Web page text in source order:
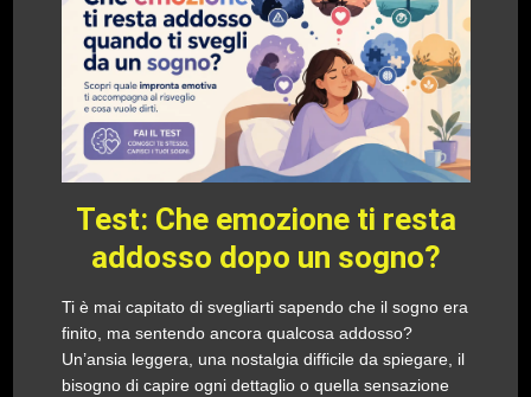
Test: Che emozione ti resta
addosso dopo un sogno?
Ti è mai capitato di svegliarti sapendo che il sogno era
finito, ma sentendo ancora qualcosa addosso?
Un’ansia leggera, una nostalgia difficile da spiegare, il
bisogno di capire ogni dettaglio o quella sensazione